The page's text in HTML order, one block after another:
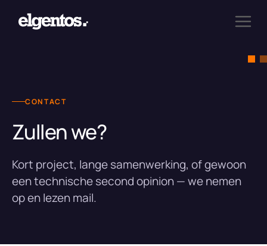
CONTACT
Zullen we?
Kort project, lange samenwerking, of gewoon
een technische second opinion — we nemen
op en lezen mail.